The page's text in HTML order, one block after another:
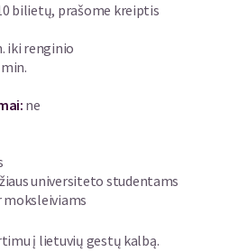
gumos „LOVE IS“ dėžutės, kaip
sulauktas Genutės kvietimas
nukeliauti į pasimatymą su teta
atminį, bandyti surasti atsakymus
aptariami
su festivaliuKaunas 2022
bilietų, prašome kreiptis
iki renginio
ne
universiteto studentams
moksleiviams
į lietuvių gestų kalbą.